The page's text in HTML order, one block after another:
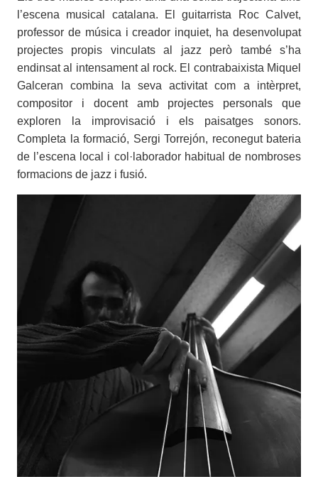
l’escena musical catalana. El guitarrista Roc Calvet,
professor de música i creador inquiet, ha desenvolupat
projectes propis vinculats al jazz però també s’ha
endinsat al intensament al rock. El contrabaixista Miquel
Galceran combina la seva activitat com a intèrpret,
compositor i docent amb projectes personals que
exploren la improvisació i els paisatges sonors.
Completa la formació, Sergi Torrejón, reconegut bateria
de l’escena local i col·laborador habitual de nombroses
formacions de jazz i fusió.